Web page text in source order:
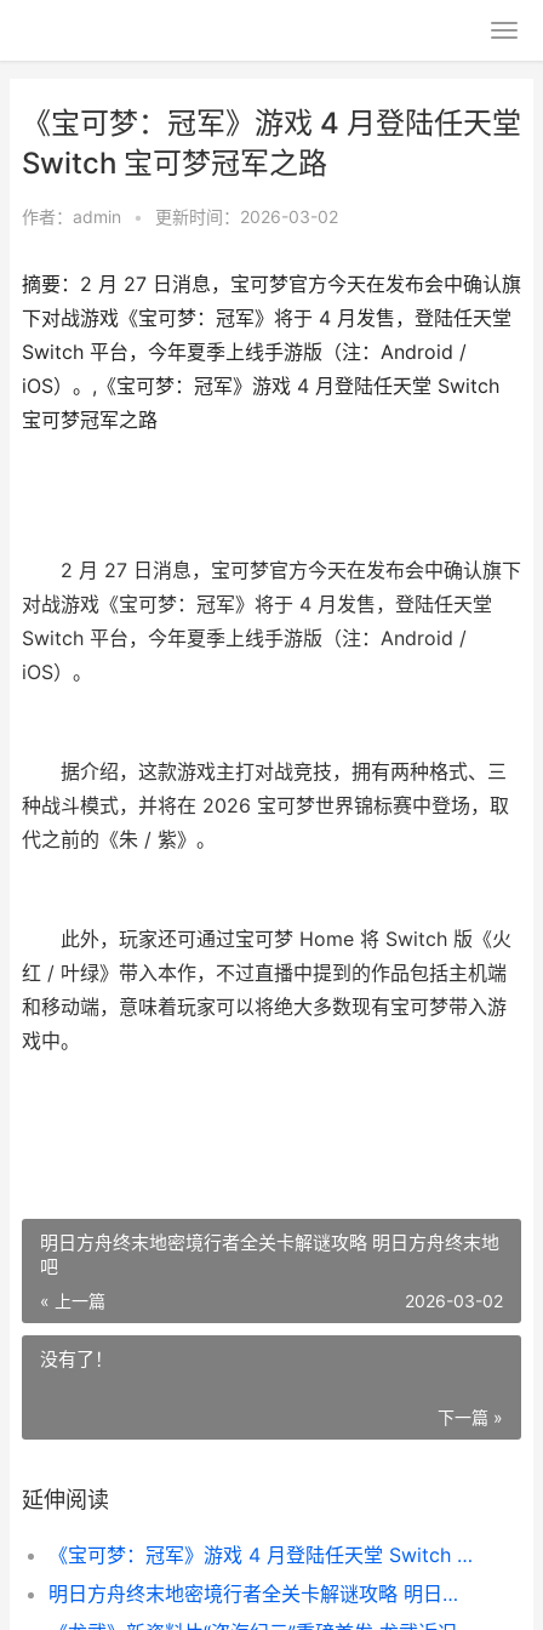
《宝可梦：冠军》游戏 4 月登陆任天堂
Switch 宝可梦冠军之路
作者： admin • 更新时间：2026-03-02
摘要：2 月 27 日消息，宝可梦官方今天在发布会中确认旗
下对战游戏《宝可梦：冠军》将于 4 月发售，登陆任天堂
Switch 平台，今年夏季上线手游版（注：Android /
iOS）。,《宝可梦：冠军》游戏 4 月登陆任天堂 Switch
宝可梦冠军之路
2 月 27 日消息，宝可梦官方今天在发布会中确认旗下
对战游戏《宝可梦：冠军》将于 4 月发售，登陆任天堂
Switch 平台，今年夏季上线手游版（注：Android /
iOS）。
据介绍，这款游戏主打对战竞技，拥有两种格式、三
种战斗模式，并将在 2026 宝可梦世界锦标赛中登场，取
代之前的《朱 / 紫》。
此外，玩家还可通过宝可梦 Home 将 Switch 版《火
红 / 叶绿》带入本作，不过直播中提到的作品包括主机端
和移动端，意味着玩家可以将绝大多数现有宝可梦带入游
戏中。
明日方舟终末地密境行者全关卡解谜攻略 明日方舟终末地
吧
« 上一篇 2026-03-02
没有了！
下一篇 »
延伸阅读
《宝可梦：冠军》游戏 4 月登陆任天堂 Switch 宝可梦冠军之路
明日方舟终末地密境行者全关卡解谜攻略 明日方舟终末地吧